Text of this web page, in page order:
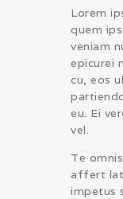
Lorem
quem
veniam
epicurei
cu, eos
eu. Ei
vel.
Te
affert
impetus